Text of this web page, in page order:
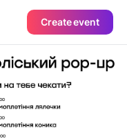
Create event